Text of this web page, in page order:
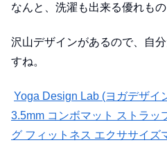
なんと、洗濯も出来る優れもの
沢山デザインがあるので、自
すね。
Yoga Design Lab (ヨガデザイ
3.5mm コンボマット ストラッ
グ フィットネス エクササイズ